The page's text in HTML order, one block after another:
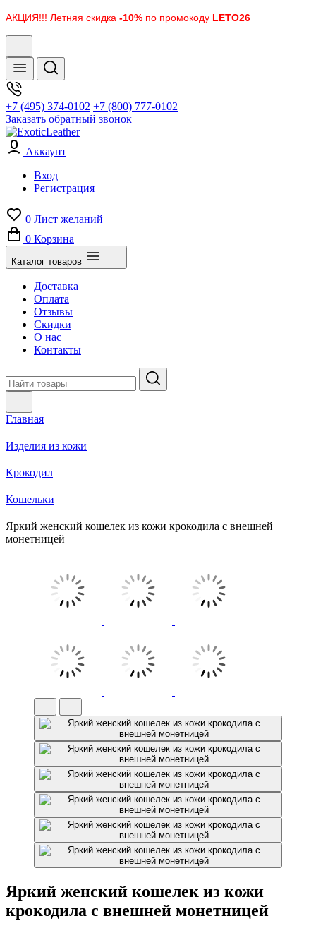
АКЦИЯ!!! Летняя скидка -10% по промокоду LETO26
+7 (495) 374-0102 +7 (800) 777-0102
Заказать обратный звонок
Аккаунт
Вход
Регистрация
0 Лист желаний
0 Корзина
Каталог товаров
Доставка
Оплата
Отзывы
Скидки
О нас
Контакты
Главная
Изделия из кожи
Крокодил
Кошельки
Яркий женский кошелек из кожи крокодила с внешней
монетницей
Яркий женский кошелек из кожи
крокодила с внешней монетницей